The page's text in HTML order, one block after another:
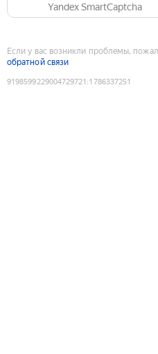
Yandex SmartCaptcha
Если у вас возникли проблемы,
обратной связи
9198599229004729721 :1786337251